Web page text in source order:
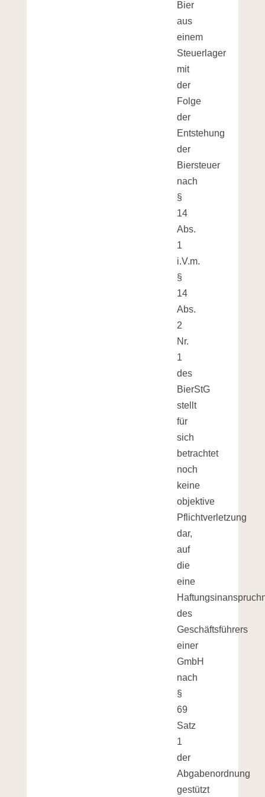
Bier
aus
einem
Steuerlager
mit
der
Folge
der
Entstehung
der
Biersteuer
nach
§
14
Abs.
1
i.V.m.
§
14
Abs.
2
Nr.
1
des
BierStG
stellt
für
sich
betrachtet
noch
keine
objektive
Pflichtverletzung
dar,
auf
die
eine
des
Geschäftsführers
einer
GmbH
nach
§
69
Satz
1
der
Abgabenordnung
gestützt